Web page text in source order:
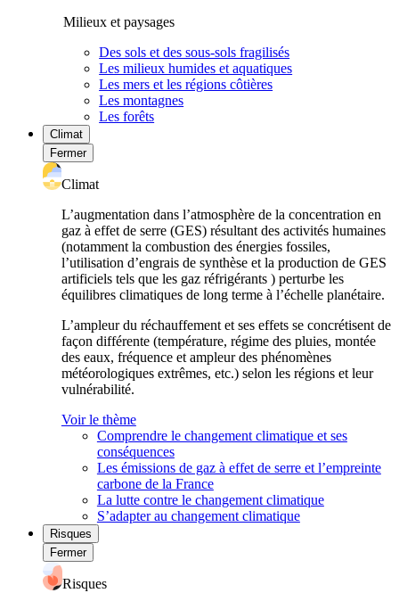
Milieux et paysages
Des sols et des sous-sols fragilisés
Les milieux humides et aquatiques
Les mers et les régions côtières
Les montagnes
Les forêts
Climat
Fermer
Climat
L’augmentation dans l’atmosphère de la concentration en
gaz à effet de serre (GES) résultant des activités humaines
(notamment la combustion des énergies fossiles,
l’utilisation d’engrais de synthèse et la production de GES
artificiels tels que les gaz réfrigérants ) perturbe les
équilibres climatiques de long terme à l’échelle planétaire.
L’ampleur du réchauffement et ses effets se concrétisent de
façon différente (température, régime des pluies, montée
des eaux, fréquence et ampleur des phénomènes
météorologiques extrêmes, etc.) selon les régions et leur
vulnérabilité.
Voir le thème
Comprendre le changement climatique et ses
conséquences
Les émissions de gaz à effet de serre et l’empreinte
carbone de la France
La lutte contre le changement climatique
S’adapter au changement climatique
Risques
Fermer
Risques